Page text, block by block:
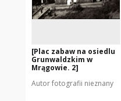
[Plac zabaw na osiedlu
Grunwaldzkim w
Mrągowie. 2]
Autor fotografii nieznany